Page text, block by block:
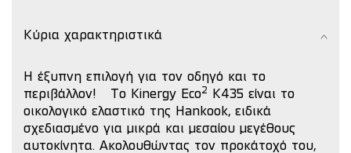
Κύρια χαρακτηριστικά
Η έξυπνη επιλογή για τον οδηγό και το
περιβάλλον!
Το Kinergy Eco2
K435 είναι το
οικολογικό ελαστικό της Hankook, ειδικά
σχεδιασμένο για μικρά και μεσαίου μεγέθους
αυτοκίνητα. Ακολουθώντας τον προκάτοχό του,